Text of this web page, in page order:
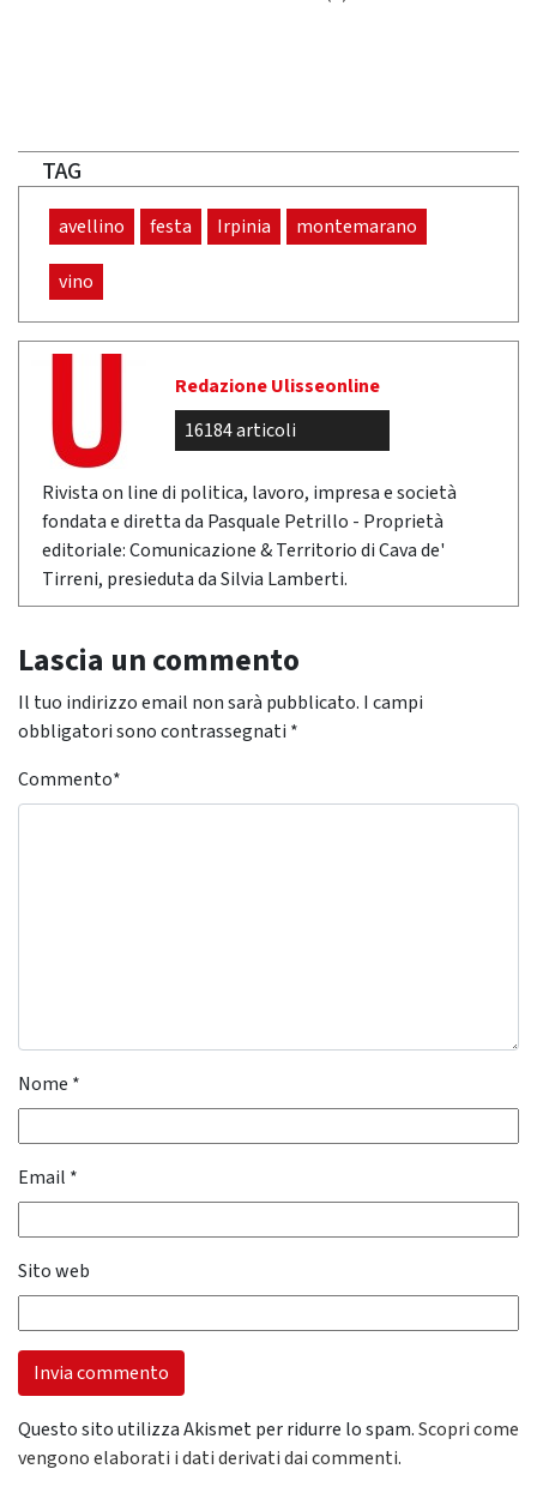
TAG
avellino festa Irpinia montemarano
vino
Redazione Ulisseonline
16184 articoli
Rivista on line di politica, lavoro, impresa e società
fondata e diretta da Pasquale Petrillo - Proprietà
editoriale: Comunicazione & Territorio di Cava de'
Tirreni, presieduta da Silvia Lamberti.
Lascia un commento
Il tuo indirizzo email non sarà pubblicato. I campi
obbligatori sono contrassegnati *
Commento*
Nome *
Email *
Sito web
Questo sito utilizza Akismet per ridurre lo spam.Scopri come
vengono elaborati i dati derivati dai commenti.